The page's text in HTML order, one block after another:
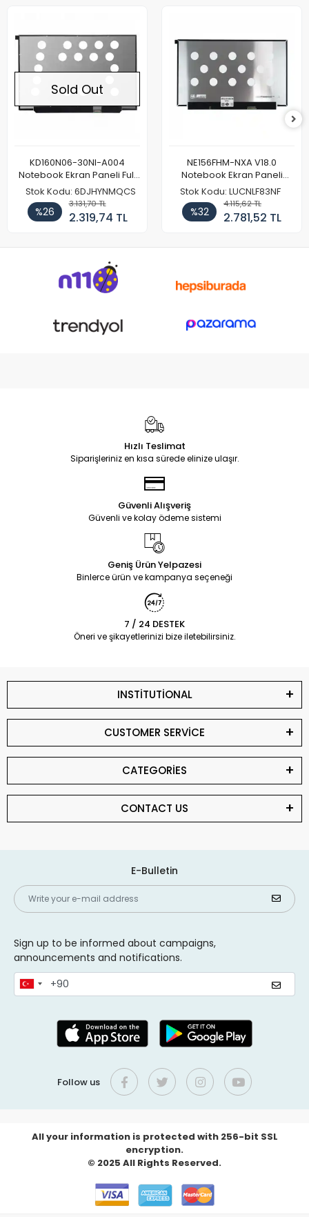
Sold Out
KD160N06-30NI-A004
Notebook Ekran Paneli Full
HD
Stok Kodu: 6DJHYNMQCS
%26
3.131,70 TL
2.319,74 TL
NE156FHM-NXA V18.0
Notebook Ekran Paneli
144Hz
Stok Kodu: LUCNLF83NF
%32
4.115,62 TL
2.781,52 TL
Hızlı Teslimat
Siparişleriniz en kısa sürede elinize ulaşır.
Güvenli Alışveriş
Güvenli ve kolay ödeme sistemi
Geniş Ürün Yelpazesi
Binlerce ürün ve kampanya seçeneği
7 / 24 DESTEK
Öneri ve şikayetlerinizi bize iletebilirsiniz.
INSTİTUTİONAL
CUSTOMER SERVİCE
CATEGORİES
CONTACT US
E-Bulletin
Sign up to be informed about campaigns,
announcements and notifications.
Follow us
All your information is protected with 256-bit SSL
encryption.
© 2025 All Rights Reserved.